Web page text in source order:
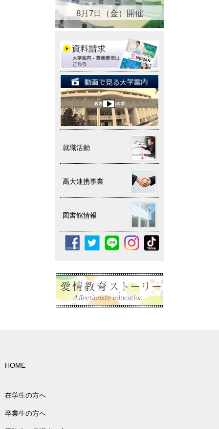
8月7日（金）開催
就職活動
高大連携事業
図書館情報
HOME
在学生の方へ
卒業生の方へ